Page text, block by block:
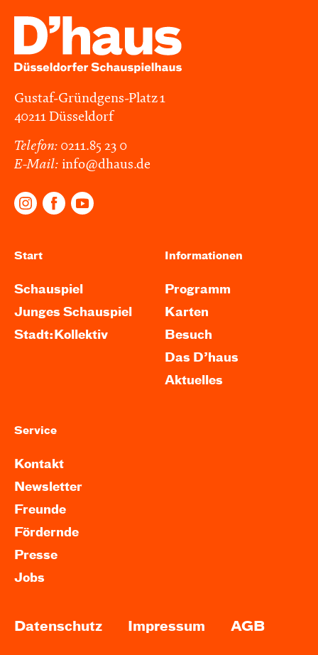
Gustaf-Gründgens-Platz 1
40211 Düsseldorf
Telefon: 0211.85 23 0
E-Mail: info@dhaus.de
Start
Schauspiel
Junges Schauspiel
Stadt:Kollektiv
Informationen
Programm
Karten
Besuch
Das D’haus
Aktuelles
Service
Kontakt
Newsletter
Freunde
Fördernde
Presse
Jobs
Datenschutz Impressum AGB